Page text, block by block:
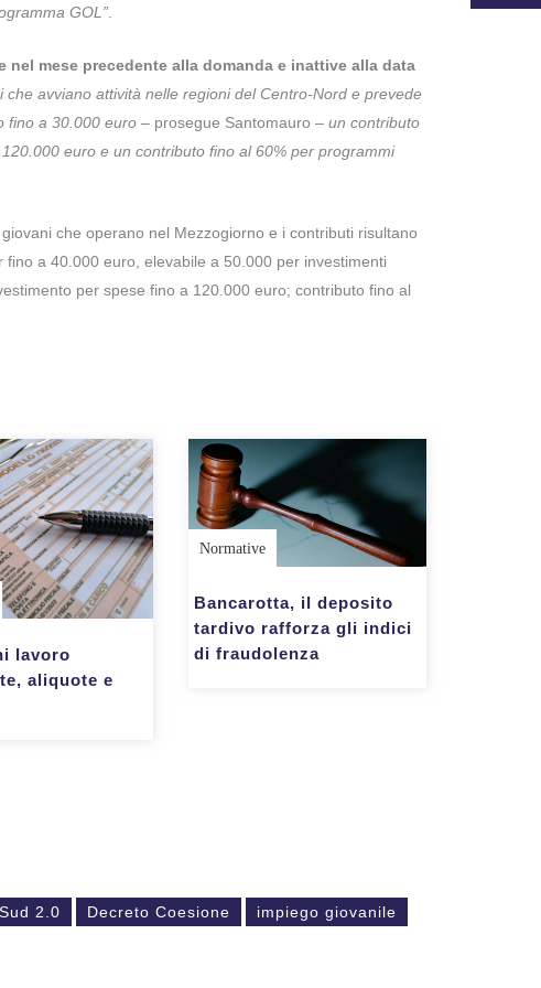
GOL”.
mese precedente alla domanda e inattive alla data
che avviano attività nelle regioni del Centro-Nord e prevede
fino a 30.000 euro – prosegue Santomauro – un contributo
euro e un contributo fino al 60% per programmi
che operano nel Mezzogiorno e i contributi risultano
a 40.000 euro, elevabile a 50.000 per investimenti
per spese fino a 120.000 euro; contributo fino al
lavoro
aliquote e
Normative
Bancarotta, il deposito
tardivo rafforza gli indici
di fraudolenza
2.0 Decreto Coesione impiego giovanile